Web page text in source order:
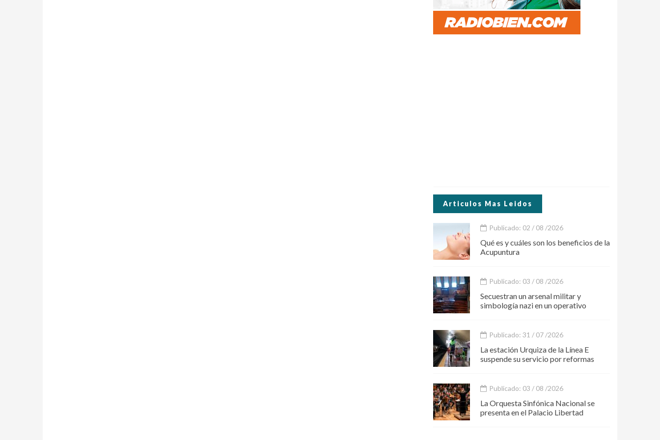
Articulos Mas Leidos
Publicado: 02 / 08 /2026
Qué es y cuáles son los beneficios de la
Acupuntura
Publicado: 03 / 08 /2026
Secuestran un arsenal militar y
simbología nazi en un operativo
Publicado: 31 / 07 /2026
La estación Urquiza de la Línea E
suspende su servicio por reformas
Publicado: 03 / 08 /2026
La Orquesta Sinfónica Nacional se
presenta en el Palacio Libertad